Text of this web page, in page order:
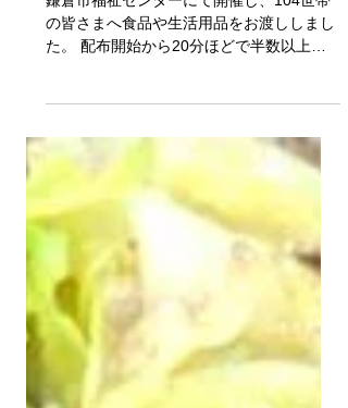
イルフードプロジェクト
鎌倉市福祉センターにて開催し、104世帯
的に来られた全員の方に滞りなく お渡しす
ることができました。 物価高の影響が続く
中、子育て世帯だけでなく幅広い世代の
方々に必要とされていることを改めて感じ
ています。 お米やレトルト食品、パン、お
菓子、野菜、生活用品など、多くのご寄付
を地域の皆さまへお届けすることができま
した。 また、食品だけでなく生活用品への
ニーズも高く、特にマスクやティッシュを
希望される方が多くいらっしゃいました。
皆さまからお寄せいただくご寄付が、日々
の暮らしを支える大きな力となっていま